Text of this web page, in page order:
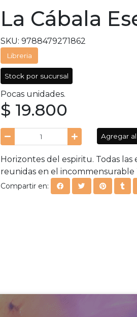
La Cábala
SKU: 9788479271862
Libreria
Stock por sucursal
Pocas unidades.
$ 19.800
Agregar
Horizontes del espiritu. Todas las
reunidas en el incommensurable
Compartir en: